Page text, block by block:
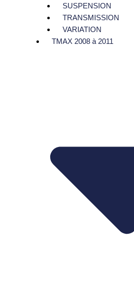
SUSPENSION
TRANSMISSION
VARIATION
TMAX 2008 à 2011